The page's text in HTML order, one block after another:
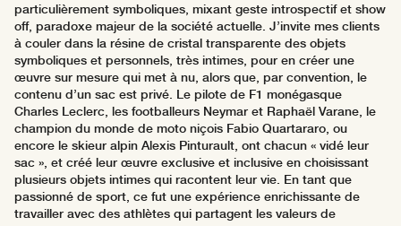
particulièrement symboliques, mixant geste introspectif et show
off, paradoxe majeur de la société actuelle. J’invite mes clients
à couler dans la résine de cristal transparente des objets
symboliques et personnels, très intimes, pour en créer une
œuvre sur mesure qui met à nu, alors que, par convention, le
contenu d’un sac est privé. Le pilote de F1 monégasque
Charles Leclerc, les footballeurs Neymar et Raphaël Varane, le
champion du monde de moto niçois Fabio Quartararo, ou
encore le skieur alpin Alexis Pinturault, ont chacun « vidé leur
sac », et créé leur œuvre exclusive et inclusive en choisissant
plusieurs objets intimes qui racontent leur vie. En tant que
passionné de sport, ce fut une expérience enrichissante de
travailler avec des athlètes qui partagent les valeurs de